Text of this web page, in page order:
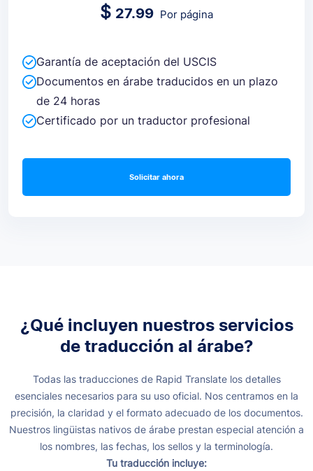
$ 27.99 Por página
Garantía de aceptación del USCIS
Documentos en árabe traducidos en un plazo
de 24 horas
Certificado por un traductor profesional
Solicitar ahora
¿Qué incluyen nuestros servicios
de traducción al árabe?
Todas las traducciones de Rapid Translate los detalles
esenciales necesarios para su uso oficial. Nos centramos en la
precisión, la claridad y el formato adecuado de los documentos.
Nuestros lingüistas nativos de árabe prestan especial atención a
los nombres, las fechas, los sellos y la terminología.
Tu traducción incluye: